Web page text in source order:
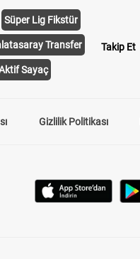
Süper Lig Fikstür
Transfer
Sayaç
Takip Et
Gizlilik Politikası